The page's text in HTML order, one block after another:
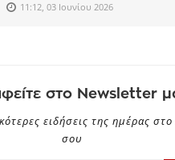
11:12, 03 Ιουνίου 2026
στο Newsletter
ειδήσεις της ημέρας
σου